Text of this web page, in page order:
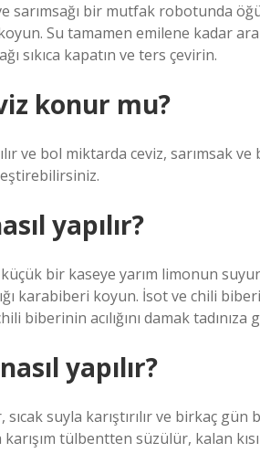
sarımsağı bir mutfak robotunda
Su tamamen emilene kadar
sıkıca kapatın ve ters çevirin.
konur mu?
ve bol miktarda ceviz, sarımsak
yapılır?
bir kaseye yarım limonun
karabiberi koyun. İsot ve chili
biberinin acılığını damak
yapılır?
suyla karıştırılır ve birkaç
tülbentten süzülür, kalan